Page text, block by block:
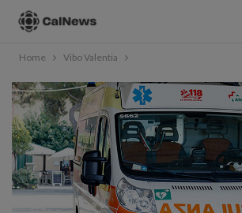
Home Vibo Valentia